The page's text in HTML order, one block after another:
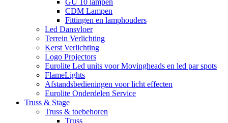
GU 10 lampen
CDM Lampen
Fittingen en lamphouders
Led Dansvloer
Terrein Verlichting
Kerst Verlichting
Logo Projectors
Eurolite Led units voor Movingheads en led par spots
FlameLights
Afstandsbedieningen voor licht effecten
Eurolite Onderdelen Service
Truss & Stage
Truss & toebehoren
Truss